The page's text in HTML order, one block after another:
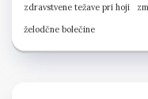
zdravstvene težave pri hoji
želodčne bolečine